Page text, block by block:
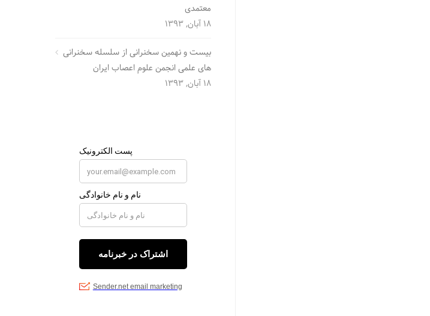
معتمدی
18 آبان, 1393
بیست و نهمین سخنرانی از سلسله سخنرانی
های علمی انجمن علوم اعصاب ایران
18 آبان, 1393